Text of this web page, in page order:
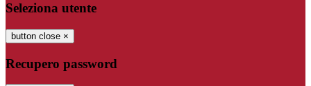
Seleziona utente
button close ×
Recupero password